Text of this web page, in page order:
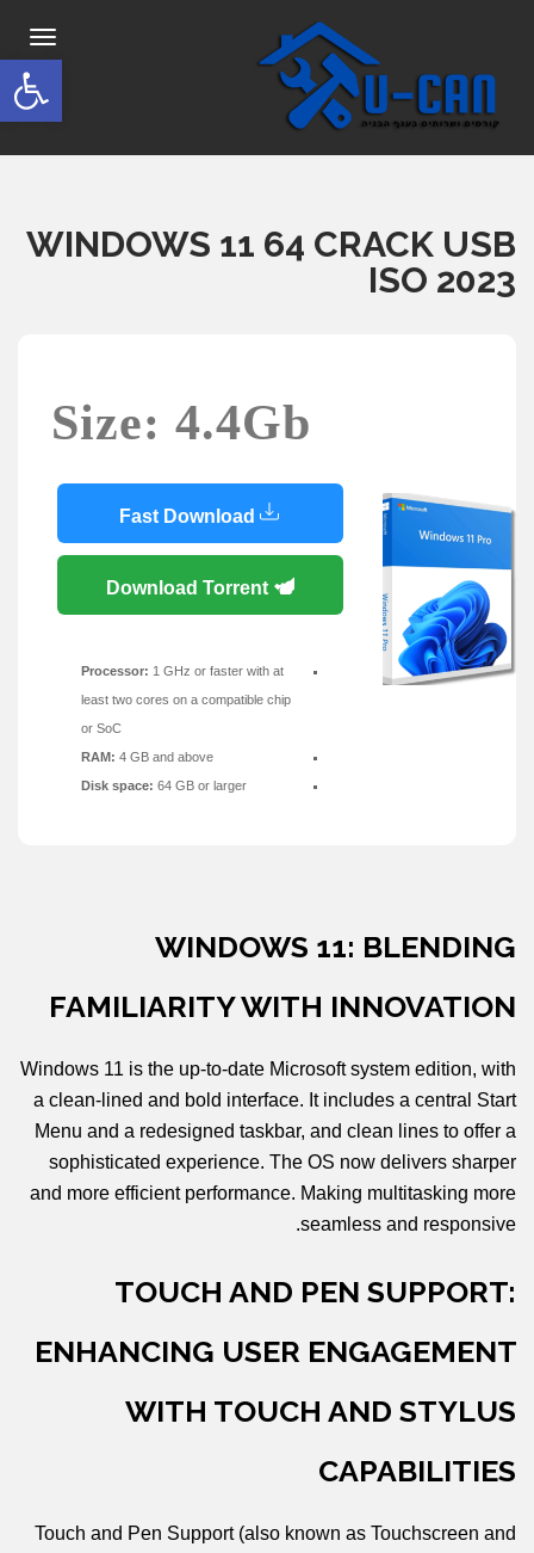
פתח
WINDOWS 11 64 CRACK USB
ISO 2023
Size: 4.4Gb
Processor: 1 GHz or faster with at
least two cores on a compatible chip
or SoC
RAM: 4 GB and above
Disk space: 64 GB or larger
WINDOWS 11: BLENDING
FAMILIARITY WITH INNOVATION
Windows 11 is the up-to-date Microsoft system edition, with
a clean-lined and bold interface. It includes a central Start
Menu and a redesigned taskbar, and clean lines to offer a
sophisticated experience. The OS now delivers sharper
and more efficient performance. Making multitasking more
seamless and responsive.
TOUCH AND PEN SUPPORT:
ENHANCING USER ENGAGEMENT
WITH TOUCH AND STYLUS
CAPABILITIES
Touch and Pen Support (also known as Touchscreen and